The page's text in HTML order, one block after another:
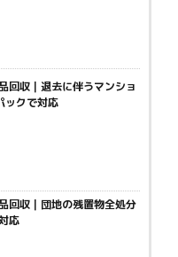
回収｜退去に伴うマンショ
ックで対応
回収｜団地の残置物全処分
応